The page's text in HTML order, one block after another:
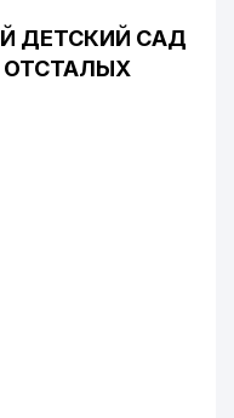
ДЕТСКИЙ САД